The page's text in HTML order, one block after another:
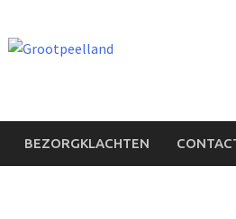
BEZORGKLACHTEN